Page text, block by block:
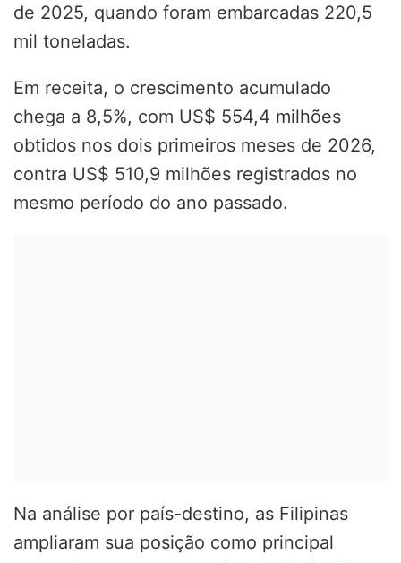
de 2025, quando foram embarcadas 220,5
mil toneladas.
Em receita, o crescimento acumulado
chega a 8,5%, com US$ 554,4 milhões
obtidos nos dois primeiros meses de 2026,
contra US$ 510,9 milhões registrados no
mesmo período do ano passado.
Na análise por país-destino, as Filipinas
ampliaram sua posição como principal